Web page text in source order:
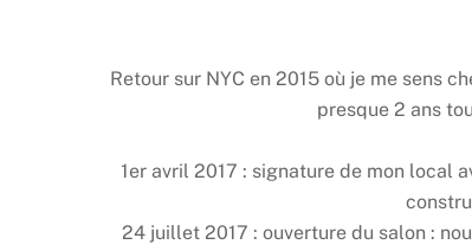
Retour sur NYC en 2015 où je me sens
presque 2 ans
1er avril 2017 : signature de mon local
24 juillet 2017 : ouverture du salon :